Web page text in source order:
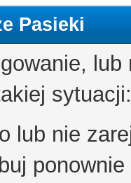
Pasieki
sytuacji:
lub nie
ponownie